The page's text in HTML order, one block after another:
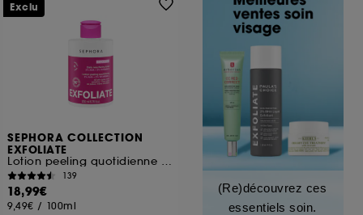
SEPHORA COLLECTION
EXFOLIATE
Lotion peeling quotidienne avec 3% AHA + 2% vitamine C
139
18,99€
9,49€ / 100ml
Exclu
(Re)découvrez ces
essentiels soin.